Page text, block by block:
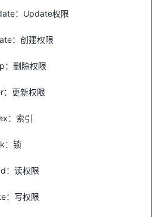
： Update权限
：创建权限
：删除权限
：更新权限
：索引
：锁
：读权限
：写权限